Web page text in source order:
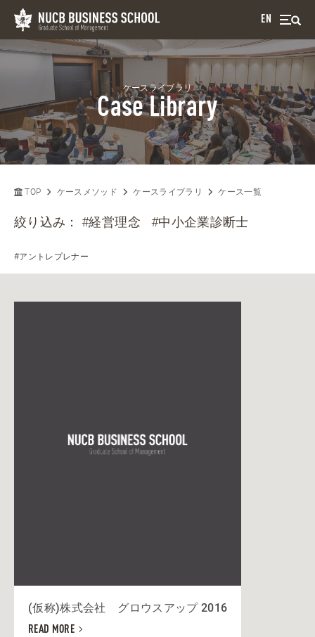
EN
ケースライブラリ
Case Library
TOP ケースメソッド ケースライブラリ ケース一覧
絞り込み：#経営理念 #中小企業診断士
#アントレプレナー
(仮称)株式会社 グロウスアップ 2016
READ MORE